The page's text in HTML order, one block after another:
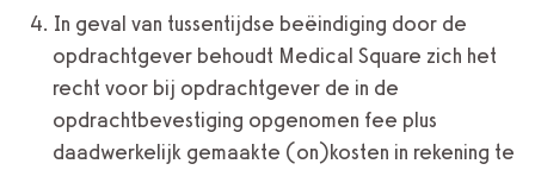
In geval van tussentijdse beëindiging door de
opdrachtgever behoudt Medical Square zich het
recht voor bij opdrachtgever de in de
opdrachtbevestiging opgenomen fee plus
daadwerkelijk gemaakte (on)kosten in rekening te